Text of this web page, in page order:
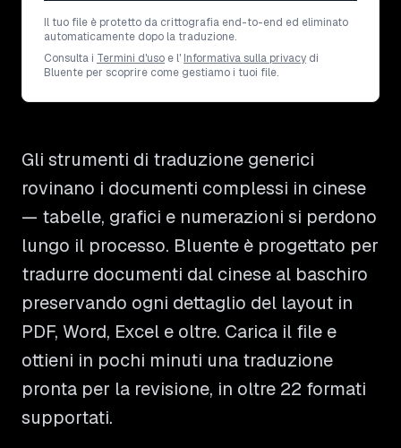
Il tuo file è protetto da crittografia end-to-end ed eliminato
automaticamente dopo la traduzione.
Consulta i Termini d'uso e l' Informativa sulla privacy di
Bluente per scoprire come gestiamo i tuoi file.
Gli strumenti di traduzione generici
rovinano i documenti complessi in cinese
— tabelle, grafici e numerazioni si perdono
lungo il processo. Bluente è progettato per
tradurre documenti dal cinese al baschiro
preservando ogni dettaglio del layout in
PDF, Word, Excel e oltre. Carica il file e
ottieni in pochi minuti una traduzione
pronta per la revisione, in oltre 22 formati
supportati.